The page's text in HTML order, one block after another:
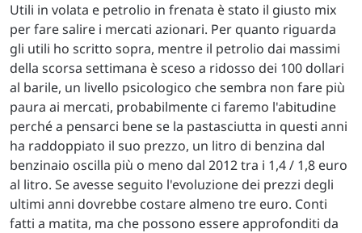
Utili in volata e petrolio in frenata è stato il giusto mix
per fare salire i mercati azionari. Per quanto riguarda
gli utili ho scritto sopra, mentre il petrolio dai massimi
della scorsa settimana è sceso a ridosso dei 100 dollari
al barile, un livello psicologico che sembra non fare più
paura ai mercati, probabilmente ci faremo l'abitudine
perché a pensarci bene se la pastasciutta in questi anni
ha raddoppiato il suo prezzo, un litro di benzina dal
benzinaio oscilla più o meno dal 2012 tra i 1,4 / 1,8 euro
al litro. Se avesse seguito l'evoluzione dei prezzi degli
ultimi anni dovrebbe costare almeno tre euro. Conti
fatti a matita, ma che possono essere approfonditi da